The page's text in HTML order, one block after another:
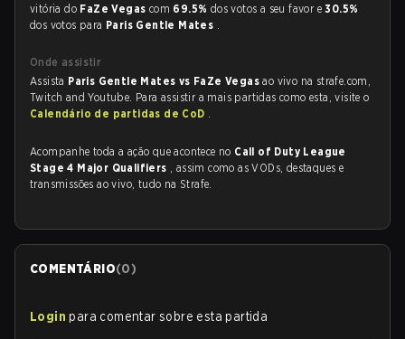
vitória do FaZe Vegas com 69.5% dos votos a seu favor e30.5%
dos votos para Paris Gentle Mates .
Onde assistir
Assista Paris Gentle Mates vs FaZe Vegasao vivo na strafe.com,
Twitch and Youtube. Para assistir a mais partidas como esta, visite o
Calendário de partidas de CoD .
Acompanhe toda a ação que acontece no Call of Duty League
Stage 4 Major Qualifiers , assim como as VODs, destaques e
transmissões ao vivo, tudo na Strafe.
COMENTÁRIO(0)
Login para comentar sobre esta partida